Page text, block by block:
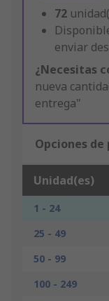
72
enviar
¿Necesitas
nueva
entrega"
Opciones
Unidad(es)
1 - 24
25 - 49
50 - 99
100 - 249